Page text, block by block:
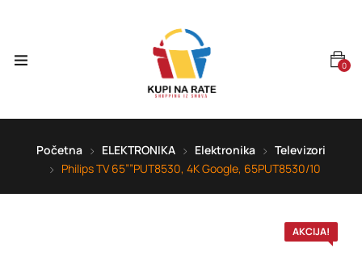
0
Početna ELEKTRONIKA Elektronika
Televizori
Philips TV 65””PUT8530, 4K Google, 65PUT8530/10
AKCIJA!